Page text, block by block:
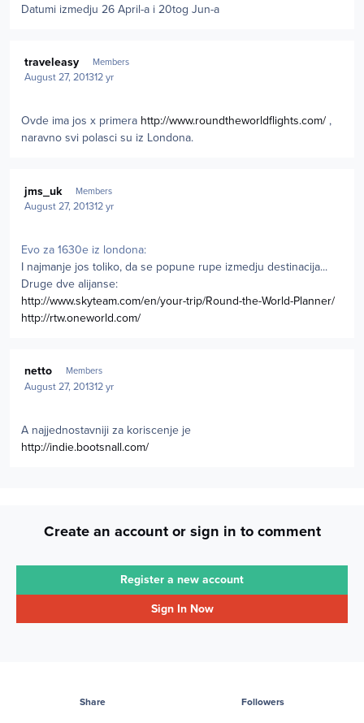
Datumi izmedju 26 April-a i 20tog Jun-a
traveleasy Members
August 27, 201312 yr
Ovde ima jos x primera http://www.roundtheworldflights.com/ ,
naravno svi polasci su iz Londona.
jms_uk Members
August 27, 201312 yr
Evo za 1630e iz londona:
I najmanje jos toliko, da se popune rupe izmedju destinacija...
Druge dve alijanse:
http://www.skyteam.com/en/your-trip/Round-the-World-Planner/
http://rtw.oneworld.com/
netto Members
August 27, 201312 yr
A najjednostavniji za koriscenje je
http://indie.bootsnall.com/
Create an account or sign in to comment
Register a new account
Sign In Now
Share Followers